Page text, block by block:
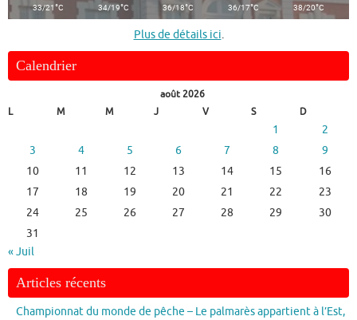
33/21°C 34/19°C 36/18°C 36/17°C 38/20°C
Plus de détails ici.
Calendrier
août 2026
L
M M J V S D
1
2
3
4 5 6 7 8
9
10
11 12 13 14 15
16
17
18 19 20 21 22
23
24
25 26 27 28 29
30
31
« Juil
Articles récents
Championnat du monde de pêche – Le palmarès appartient à l’Est,